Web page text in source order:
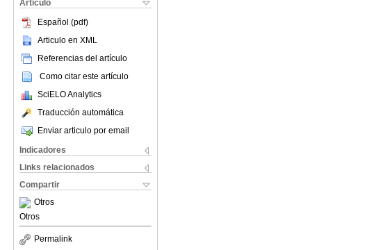
Articulo
Español (pdf)
Articulo en XML
Referencias del artículo
Como citar este artículo
SciELO Analytics
Traducción automática
Enviar articulo por email
Indicadores
Links relacionados
Compartir
Otros
Otros
Permalink